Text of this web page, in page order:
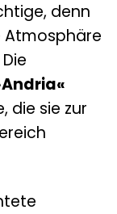
denn
Atmosphäre
die sie zur